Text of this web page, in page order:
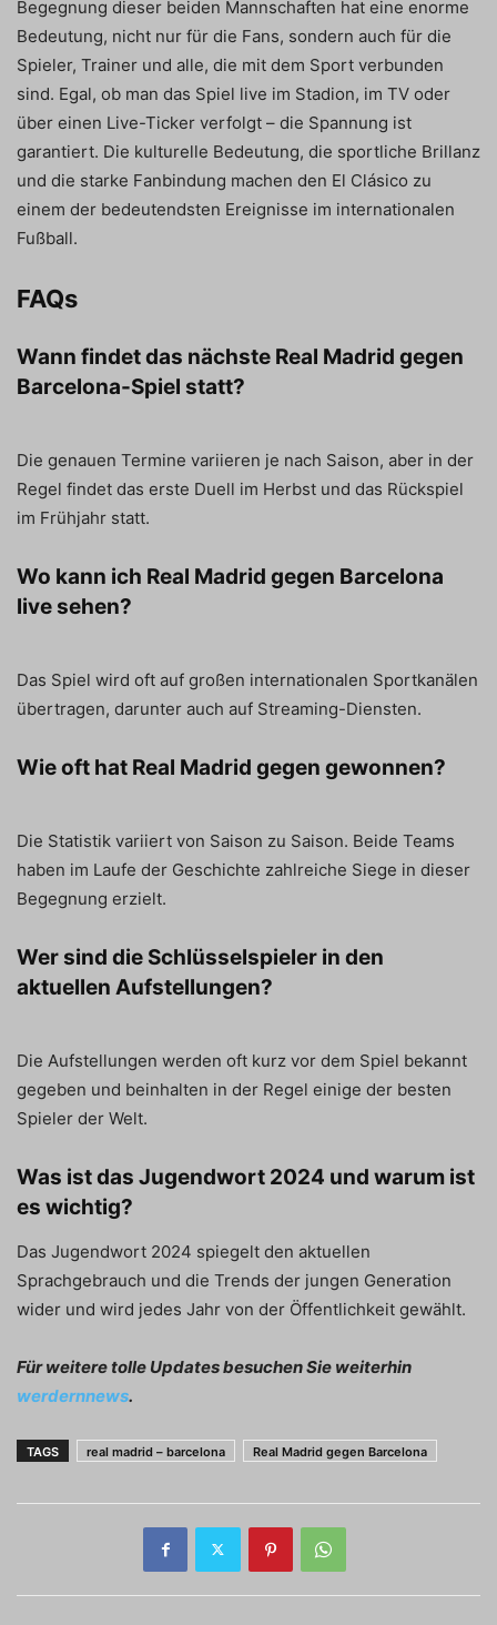
Begegnung dieser beiden Mannschaften hat eine enorme
Bedeutung, nicht nur für die Fans, sondern auch für die
Spieler, Trainer und alle, die mit dem Sport verbunden
sind. Egal, ob man das Spiel live im Stadion, im TV oder
über einen Live-Ticker verfolgt – die Spannung ist
garantiert. Die kulturelle Bedeutung, die sportliche Brillanz
und die starke Fanbindung machen den El Clásico zu
einem der bedeutendsten Ereignisse im internationalen
Fußball.
FAQs
Wann findet das nächste Real Madrid gegen
Barcelona-Spiel statt?
Die genauen Termine variieren je nach Saison, aber in der
Regel findet das erste Duell im Herbst und das Rückspiel
im Frühjahr statt.
Wo kann ich Real Madrid gegen Barcelona
live sehen?
Das Spiel wird oft auf großen internationalen Sportkanälen
übertragen, darunter auch auf Streaming-Diensten.
Wie oft hat Real Madrid gegen gewonnen?
Die Statistik variiert von Saison zu Saison. Beide Teams
haben im Laufe der Geschichte zahlreiche Siege in dieser
Begegnung erzielt.
Wer sind die Schlüsselspieler in den
aktuellen Aufstellungen?
Die Aufstellungen werden oft kurz vor dem Spiel bekannt
gegeben und beinhalten in der Regel einige der besten
Spieler der Welt.
Was ist das Jugendwort 2024 und warum ist
es wichtig?
Das Jugendwort 2024 spiegelt den aktuellen
Sprachgebrauch und die Trends der jungen Generation
wider und wird jedes Jahr von der Öffentlichkeit gewählt.
Für weitere tolle Updates besuchen Sie weiterhin
werdernnews.
TAGS real madrid – barcelona Real Madrid gegen Barcelona